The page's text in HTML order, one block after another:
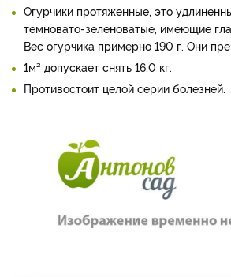
Огурчики протяженные, это
темновато-зеленоватые, имеющие
Вес огурчика примерно 190 г. Они
1м² допускает снять 16,0 кг.
Противостоит целой серии болезней.